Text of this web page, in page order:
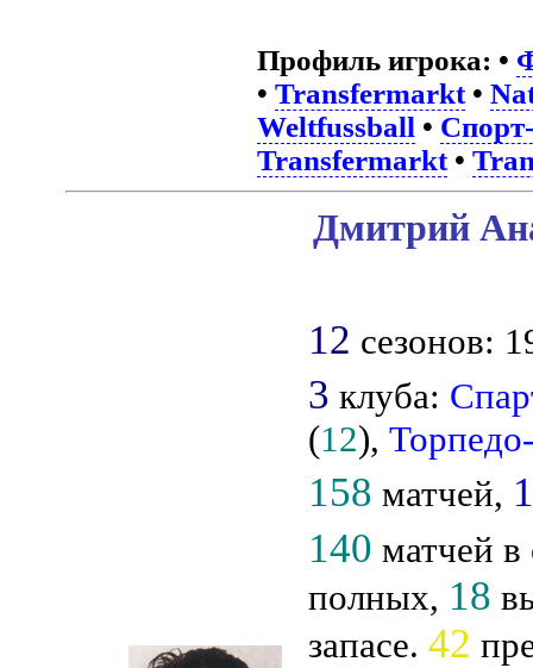
Профиль игрока: •
• Transfermarkt•
Weltfussball •
Transfermarkt•
Дмитрий
12 сезонов:
3 клуба:
(12),
158 матчей,
140 матчей
полных, 18
запасе.42